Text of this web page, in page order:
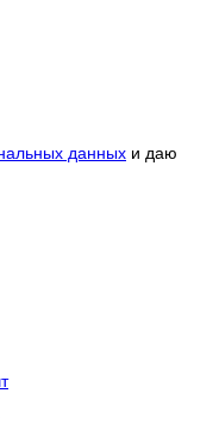
данных и даю